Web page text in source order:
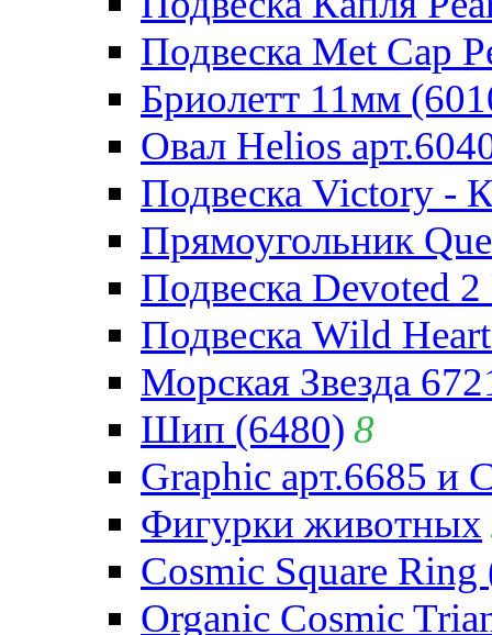
Подвеска Met Cap
Бриолетт 11мм
Овал Helios
Подвеска Victory -
Прямоугольник
Подвеска Devoted
Подвеска Wild
Морская Звезда
Шип (6480) 8
Graphic арт.6685 и
Фигурки животных
Cosmic Square Ring
Organic Cosmic